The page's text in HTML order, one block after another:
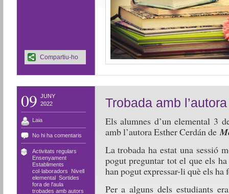
Compartiu-ho
09 JUNY
2022
Laia
No hi ha comentaris
Activitats regulars
Ensenyament,
Establiments
col·laboradors
Nivell
elemental, Sortides
fora de l'aula,
trobades amb autors
Trobada amb l’autora
Els alumnes d’un elemental 3
amb l’autora Esther Cerdán de
La trobada ha estat una sessió
pogut preguntar tot el que els
han pogut expressar-li què els ha
Per a alguns dels estudiants